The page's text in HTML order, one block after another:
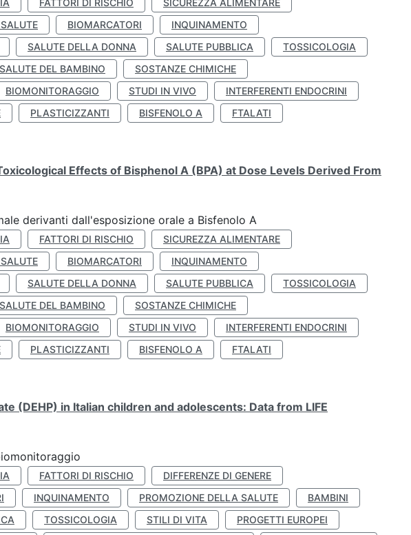
FATTORI DI RISCHIO
SICUREZZA ALIMENTARE
BIOMARCATORI
INQUINAMENTO
SALUTE DELLA DONNA SALUTE PUBBLICA
TOSSICOLOGIA
SALUTE DEL BAMBINO
SOSTANZE CHIMICHE
BIOMONITORAGGIO STUDI IN VIVO
INTERFERENTI ENDOCRINI
PLASTICIZZANTI BISFENOLO A
FTALATI
Effects of Bisphenol A (BPA) at Dose Levels Derived From
derivanti dall'esposizione orale a Bisfenolo A
FATTORI DI RISCHIO
SICUREZZA ALIMENTARE
BIOMARCATORI
INQUINAMENTO
SALUTE DELLA DONNA SALUTE PUBBLICA
TOSSICOLOGIA
SALUTE DEL BAMBINO
SOSTANZE CHIMICHE
BIOMONITORAGGIO STUDI IN VIVO
INTERFERENTI ENDOCRINI
PLASTICIZZANTI BISFENOLO A
FTALATI
(DEHP) in Italian children and adolescents: Data from LIFE
FATTORI DI RISCHIO
DIFFERENZE DI GENERE
INQUINAMENTO PROMOZIONE DELLA SALUTE
BAMBINI
TOSSICOLOGIA STILI DI VITA
PROGETTI EUROPEI